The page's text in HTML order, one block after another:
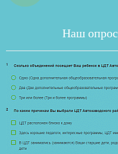
Наш опрос